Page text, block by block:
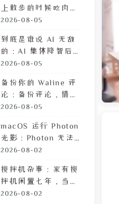
上散步的时候吃肉
脯，遭陌生人鄙视的
2026-08-05
到底是谁说 AI 无敌
的：AI 集体降智后，
DeepSeek 让我彻底
2026-08-05
备份你的 Waline 评
论：备份评论，借助
GitHub 定时执行任
2026-08-05
macOS 运行 Photon
光影：Photon 无法
运行？可能需要这篇
2026-08-02
搅拌机杂事：家有搅
拌机闲置七年，当心
霉菌毒素混进包子馅
2026-08-02